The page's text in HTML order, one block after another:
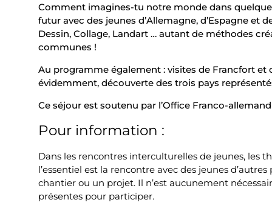
Comment imagines-tu notre monde dans
futur avec des jeunes d’Allemagne, d’Espagne et
Dessin, Collage, Landart … autant de méthodes
communes !
Au programme également : visites de Francfort et
évidemment, découverte des trois pays
Ce séjour est soutenu par l’Office Franco-
Pour information :
Dans les rencontres interculturelles de jeunes, les
l’essentiel est la rencontre avec des jeunes
chantier ou un projet. Il n’est aucunement
présentes pour participer.